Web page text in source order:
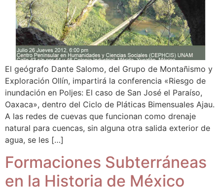
El geógrafo Dante Salomo, del Grupo de Montañismo y
Exploración Ollín, impartirá la conferencia «Riesgo de
inundación en Poljes: El caso de San José el Paraíso,
Oaxaca», dentro del Ciclo de Pláticas Bimensuales Ajau.
A las redes de cuevas que funcionan como drenaje
natural para cuencas, sin alguna otra salida exterior de
agua, se les […]
Formaciones Subterráneas
en la Historia de México